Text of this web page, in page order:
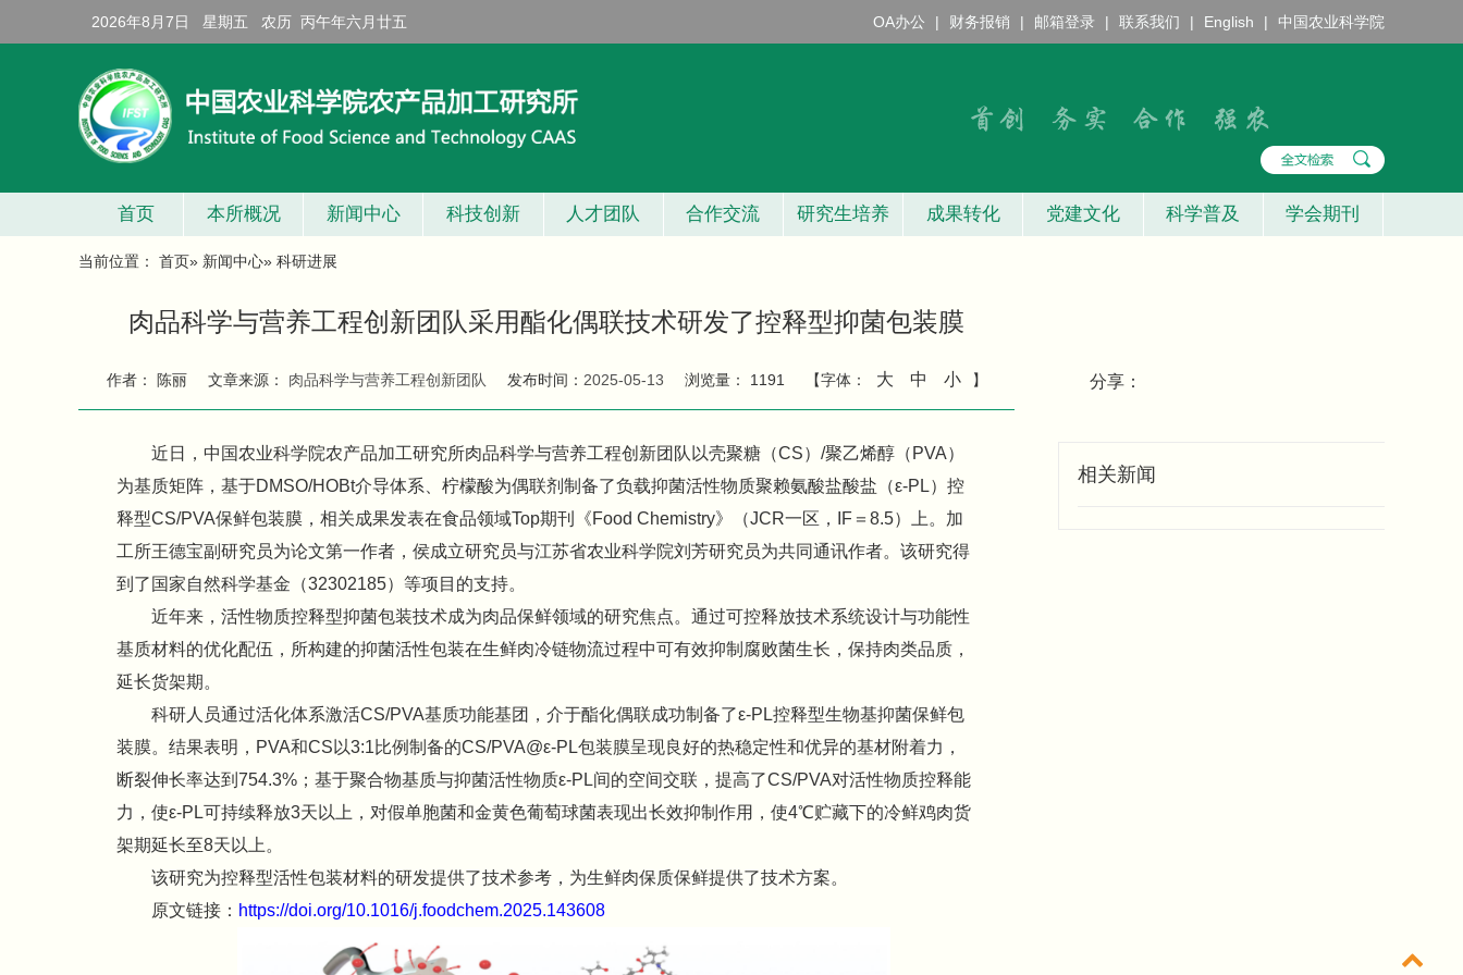
OA办公 | 财务报销 | 邮箱登录 | 联系我们 | English | 中国农业科学院
2026年8月7日 星期五 农历 丙午年六月廿五
首页 本所概况 新闻中心 科技创新 人才团队 合作交流 研究生培养 成果转化 党建文化 科学普及 学会期刊
当前位置： 首页» 新闻中心» 科研进展
肉品科学与营养工程创新团队采用酯化偶联技术研发了控释型抑菌包装膜
作者： 陈丽 文章来源： 肉品科学与营养工程创新团队 发布时间： 2025-05-13 浏览量： 1191 【字体： 大 中 小 】
近日，中国农业科学院农产品加工研究所肉品科学与营养工程创新团队以壳聚糖（CS）/聚乙烯醇（PVA）
为基质矩阵，基于DMSO/HOBt介导体系、柠檬酸为偶联剂制备了负载抑菌活性物质聚赖氨酸盐酸盐（ε-PL）控
释型CS/PVA保鲜包装膜，相关成果发表在食品领域Top期刊《Food Chemistry》（JCR一区，IF＝8.5）上。加
工所王德宝副研究员为论文第一作者，侯成立研究员与江苏省农业科学院刘芳研究员为共同通讯作者。该研究得
到了国家自然科学基金（32302185）等项目的支持。
近年来，活性物质控释型抑菌包装技术成为肉品保鲜领域的研究焦点。通过可控释放技术系统设计与功能性
基质材料的优化配伍，所构建的抑菌活性包装在生鲜肉冷链物流过程中可有效抑制腐败菌生长，保持肉类品质，
延长货架期。
科研人员通过活化体系激活CS/PVA基质功能基团，介于酯化偶联成功制备了ε-PL控释型生物基抑菌保鲜包
装膜。结果表明，PVA和CS以3:1比例制备的CS/PVA@ε-PL包装膜呈现良好的热稳定性和优异的基材附着力，
断裂伸长率达到754.3%；基于聚合物基质与抑菌活性物质ε-PL间的空间交联，提高了CS/PVA对活性物质控释能
力，使ε-PL可持续释放3天以上，对假单胞菌和金黄色葡萄球菌表现出长效抑制作用，使4℃贮藏下的冷鲜鸡肉货
架期延长至8天以上。
该研究为控释型活性包装材料的研发提供了技术参考，为生鲜肉保质保鲜提供了技术方案。
原文链接： https://doi.org/10.1016/j.foodchem.2025.143608
分享：
相关新闻